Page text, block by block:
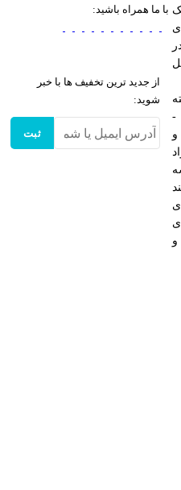
با ما همراه باشید:
از جدید ترین تخفیف ها با خبر
شوید:
ثبت